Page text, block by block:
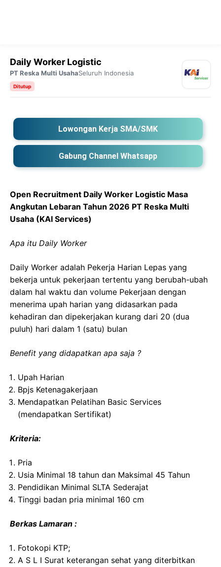
Daily Worker Logistic
PT Reska Multi UsahaSeluruh Indonesia
Ditutup
Lowongan Kerja SMA/SMK
Gabung Channel Whatsapp
Open Recruitment Daily Worker Logistic Masa
Angkutan Lebaran Tahun 2026 PT Reska Multi
Usaha (KAI Services)
Apa itu Daily Worker
Daily Worker adalah Pekerja Harian Lepas yang
bekerja untuk pekerjaan tertentu yang berubah-ubah
dalam hal waktu dan volume Pekerjaan dengan
menerima upah harian yang didasarkan pada
kehadiran dan dipekerjakan kurang dari 20 (dua
puluh) hari dalam 1 (satu) bulan
Benefit yang didapatkan apa saja ?
Upah Harian
Bpjs Ketenagakerjaan
Mendapatkan Pelatihan Basic Services
(mendapatkan Sertifikat)
Kriteria:
Pria
Usia Minimal 18 tahun dan Maksimal 45 Tahun
Pendidikan Minimal SLTA Sederajat
Tinggi badan pria minimal 160 cm​
Berkas Lamaran :
Fotokopi KTP;
A S L I Surat keterangan sehat yang diterbitkan